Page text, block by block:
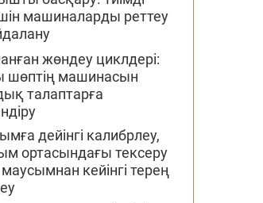
машиналарды реттеу
жөндеу циклдері:
шөптің машинасын
талаптарға
дейінгі калибрлеу,
ортасындағы тексеру
кейінгі терең